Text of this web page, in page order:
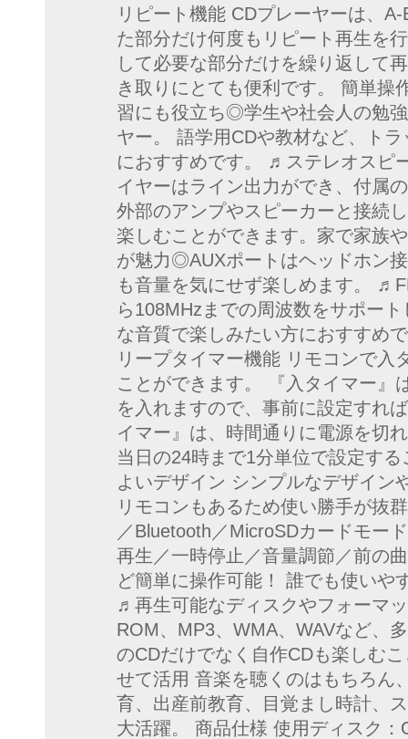
リピート機能 CDプレーヤーは、
た部分だけ何度もリピート再生を
して必要な部分だけを繰り返して
き取りにとても便利です。 簡単操
習にも役立ち◎学生や社会人の勉
ヤー。 語学用CDや教材など、ト
におすすめです。 ♬ステレオスピ
イヤーはライン出力ができ、付属
外部のアンプやスピーカーと接続
楽しむことができます。家で家族
が魅力◎AUXポートはヘッドホン
も音量を気にせず楽しめます。
ら108MHzまでの周波数をサポー
な音質で楽しみたい方におすすめ
リープタイマー機能 リモコンで入
ことができます。 『入タイマー』
を入れますので、事前に設定すれ
イマー』は、時間通りに電源を切
当日の24時まで1分単位で設定す
よいデザイン シンプルなデザイン
リモコンもあるため使い勝手が抜
／Bluetooth／MicroSDカードモー
再生／一時停止／音量調節／前の
ど簡単に操作可能！ 誰でも使いや
♬再生可能なディスクやフォーマ
ROM、MP3、WMA、WAVなど、
のCDだけでなく自作CDも楽しむ
せて活用 音楽を聴くのはもちろん
育、出産前教育、目覚まし時計、
大活躍。 商品仕様 使用ディスク